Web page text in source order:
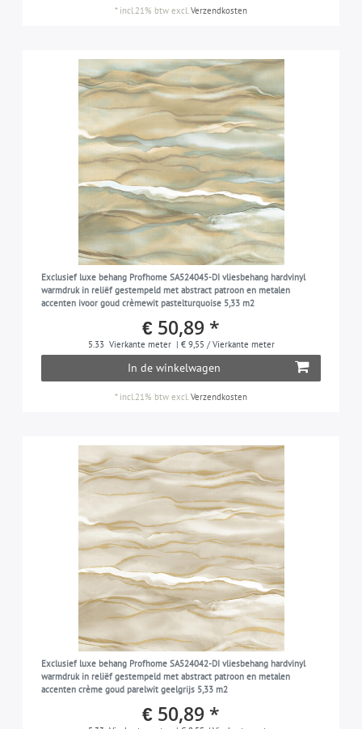
* incl.21% btw excl. Verzendkosten
Exclusief luxe behang Profhome SA524045-DI vliesbehang hardvinyl
warmdruk in reliëf gestempeld met abstract patroon en metalen
accenten ivoor goud crèmewit pastelturquoise 5,33 m2
€ 50,89 *
5.33 Vierkante meter | € 9,55 / Vierkante meter
In de winkelwagen
* incl.21% btw excl.Verzendkosten
Exclusief luxe behang Profhome SA524042-DI vliesbehang hardvinyl
warmdruk in reliëf gestempeld met abstract patroon en metalen
accenten crème goud parelwit geelgrijs 5,33 m2
€ 50,89 *